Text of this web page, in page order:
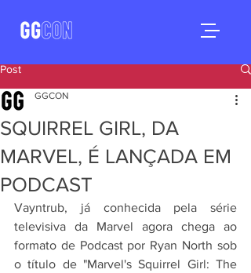
Post
SQUIRREL GIRL, DA
MARVEL, É LANÇADA EM
PODCAST
GGCON
Vayntrub, já conhecida pela série
televisiva da Marvel agora chega ao
formato de Podcast por Ryan North sob
o título de "Marvel's Squirrel Girl: The